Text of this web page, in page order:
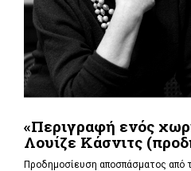
«Περιγραφή ενός
Λουίζε Κάσνιτς
Προδημοσίευση αποσπάσματος από